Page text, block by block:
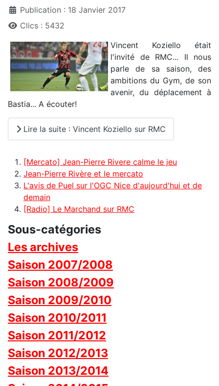
Publication : 18 Janvier 2017
Clics : 5432
Vincent Koziello était
l'invité de RMC... Il nous
parle de sa saison, des
ambitions du Gym, de son
avenir, du déplacement à
Bastia... A écouter!
Lire la suite : Vincent Koziello sur RMC
[Mercato] Jean-Pierre Rivere calme le jeu
Jean-Pierre Rivère et le mercato
L'avis de Puel sur l'OGC Nice d'aujourd'hui et de
demain
[Radio] Le Marchand sur RMC
Sous-catégories
Les archives
Saison 2007/2008
Saison 2008/2009
Saison 2009/2010
Saison 2010/2011
Saison 2011/2012
Saison 2012/2013
Saison 2013/2014